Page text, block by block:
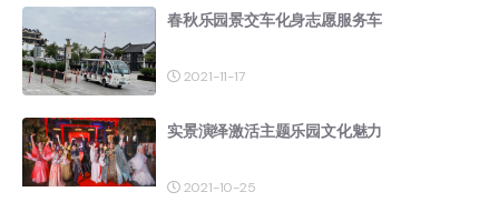
春秋乐园景交车化身志愿服务车
2021-11-17
实景演绎激活主题乐园文化魅力
2021-10-25